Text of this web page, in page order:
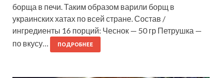
борща в печи. Таким образом варили борщ в
украинских хатах по всей стране. Состав /
ингредиенты 16 порций: Чеснок — 50 гр Петрушка —
по вкусу…
ПОДРОБНЕЕ